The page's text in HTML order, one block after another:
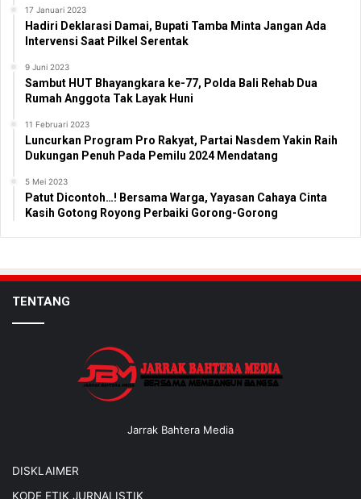
17 Januari 2023
Hadiri Deklarasi Damai, Bupati Tamba Minta Jangan Ada
Intervensi Saat Pilkel Serentak
9 Juni 2023
Sambut HUT Bhayangkara ke-77, Polda Bali Rehab Dua
Rumah Anggota Tak Layak Huni
11 Februari 2023
Luncurkan Program Pro Rakyat, Partai Nasdem Yakin Raih
Dukungan Penuh Pada Pemilu 2024 Mendatang
5 Mei 2023
Patut Dicontoh…! Bersama Warga, Yayasan Cahaya Cinta
Kasih Gotong Royong Perbaiki Gorong-Gorong
TENTANG
Jarrak Bahtera Media
DISKLAIMER
KODE ETIK JURNALISTIK